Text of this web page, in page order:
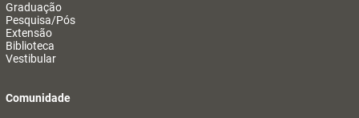
Graduação
Pesquisa/Pós
Extensão
Biblioteca
Vestibular
Comunidade